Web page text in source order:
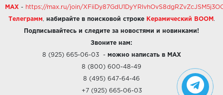
MAX - https://max.ru/join/
Телеграмм набирайте в поисковой строке Керамический BOOM .
Подписывайтесь и следите за новостями и новинками!
Звоните нам:
8 (925) 665-06-03- можно написать в MAX
8 (800) 600-48-49
8 (495) 647-64-46
+7 (925) 665-06-03